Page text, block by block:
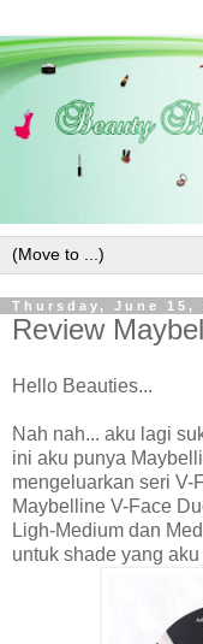
Thursday, June 15,
Review
Hello Beauties...
Nah nah... aku lagi
ini aku punya
mengeluarkan seri V-
Maybelline V-Face
Ligh-Medium dan
untuk shade yang